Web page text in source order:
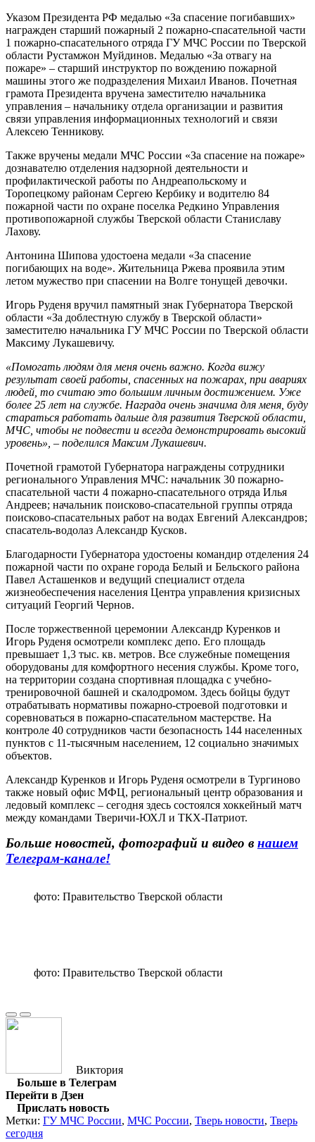
Указом Президента РФ медалью «За спасение погибавших»
награжден старший пожарный 2 пожарно-спасательной части
1 пожарно-спасательного отряда ГУ МЧС России по Тверской
области Рустамжон Муйдинов. Медалью «За отвагу на
пожаре» – старший инструктор по вождению пожарной
машины этого же подразделения Михаил Иванов. Почетная
грамота Президента вручена заместителю начальника
управления – начальнику отдела организации и развития
связи управления информационных технологий и связи
Алексею Тенникову.
Также вручены медали МЧС России «За спасение на пожаре»
дознавателю отделения надзорной деятельности и
профилактической работы по Андреапольскому и
Торопецкому районам Сергею Кербику и водителю 84
пожарной части по охране поселка Редкино Управления
противопожарной службы Тверской области Станиславу
Лахову.
Антонина Шипова удостоена медали «За спасение
погибающих на воде». Жительница Ржева проявила этим
летом мужество при спасении на Волге тонущей девочки.
Игорь Руденя вручил памятный знак Губернатора Тверской
области «За доблестную службу в Тверской области»
заместителю начальника ГУ МЧС России по Тверской области
Максиму Лукашевичу.
«Помогать людям для меня очень важно. Когда вижу
результат своей работы, спасенных на пожарах, при авариях
людей, то считаю это большим личным достижением. Уже
более 25 лет на службе. Награда очень значима для меня, буду
стараться работать дальше для развития Тверской области,
МЧС, чтобы не подвести и всегда демонстрировать высокий
уровень», – поделился Максим Лукашевич.
Почетной грамотой Губернатора награждены сотрудники
регионального Управления МЧС: начальник 30 пожарно-
спасательной части 4 пожарно-спасательного отряда Илья
Андреев; начальник поисково-спасательной группы отряда
поисково-спасательных работ на водах Евгений Александров;
спасатель-водолаз Александр Кусков.
Благодарности Губернатора удостоены командир отделения 24
пожарной части по охране города Белый и Бельского района
Павел Асташенков и ведущий специалист отдела
жизнеобеспечения населения Центра управления кризисных
ситуаций Георгий Чернов.
После торжественной церемонии Александр Куренков и
Игорь Руденя осмотрели комплекс депо. Его площадь
превышает 1,3 тыс. кв. метров. Все служебные помещения
оборудованы для комфортного несения службы. Кроме того,
на территории создана спортивная площадка с учебно-
тренировочной башней и скалодромом. Здесь бойцы будут
отрабатывать нормативы пожарно-строевой подготовки и
соревноваться в пожарно-спасательном мастерстве. На
контроле 40 сотрудников части безопасность 144 населенных
пунктов с 11-тысячным населением, 12 социально значимых
объектов.
Александр Куренков и Игорь Руденя осмотрели в Тургиново
также новый офис МФЦ, региональный центр образования и
ледовый комплекс – сегодня здесь состоялся хоккейный матч
между командами Тверичи-ЮХЛ и ТКХ-Патриот.
Больше новостей, фотографий и видео в нашем
Телеграм-канале!
фото: Правительство Тверской области
фото: Правительство Тверской области
Виктория
Больше в Телеграм
Перейти в Дзен
Прислать новость
Метки: ГУ МЧС России, МЧС России, Тверь новости, Тверь
сегодня